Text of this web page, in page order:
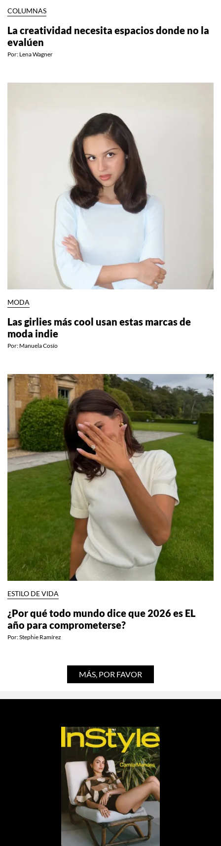
COLUMNAS
La creatividad necesita espacios donde no la
evalúen
Por: Lena Wagner
MODA
Las girlies más cool usan estas marcas de
moda indie
Por: Manuela Cosío
ESTILO DE VIDA
¿Por qué todo mundo dice que 2026 es EL
año para comprometerse?
Por:Stephie Ramírez
MÁS, POR FAVOR